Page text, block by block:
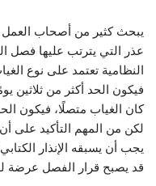
يبحث كثير من أصحاب
عذر التي يترتب عليها فصل
النظامية تعتمد على نوع
فيكون الحد أكثر من ثلاثين
كان الغياب متصلًا، فيكون
لكن من المهم التأكيد على
يجب أن يسبقه الإنذار
قد يصبح قرار الفصل عرضة